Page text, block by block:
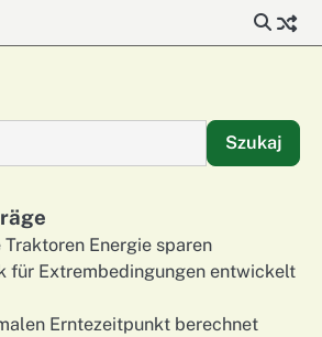
Szukaj
Energie sparen
für Extrembedingungen entwickelt
Erntezeitpunkt berechnet